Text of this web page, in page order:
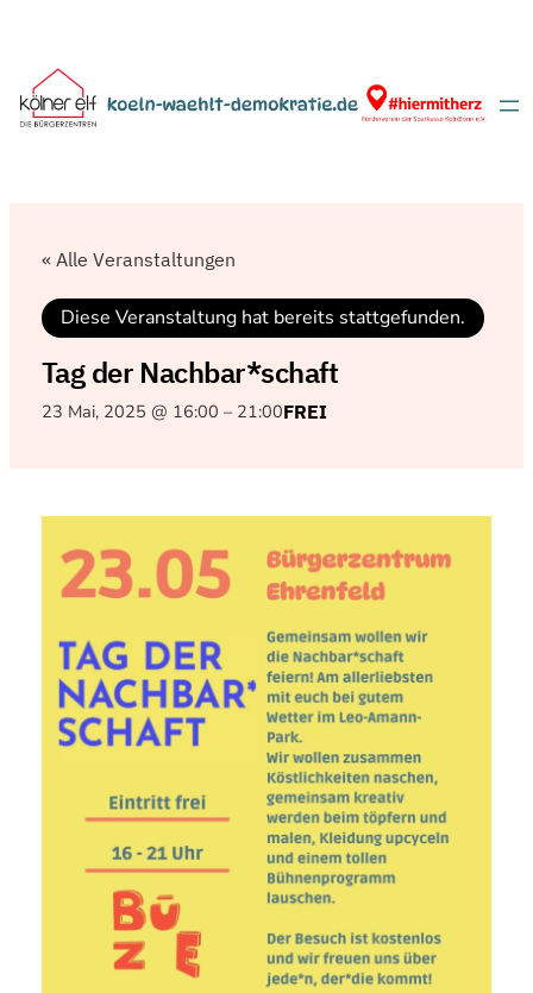
« Alle Veranstaltungen
Diese Veranstaltung hat bereits stattgefunden.
Tag der Nachbar*schaft
23 Mai, 2025 @ 16:00 – 21:00FREI